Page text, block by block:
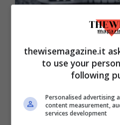
Lo slogan “Just do it” è
(TheWiseMagazine.it)
Il caso di Gilmore è
perchéla pena di
ripristinata in modo
thewisemagazine.it
to use your
following
Personalised advertising
content measurement,
services development